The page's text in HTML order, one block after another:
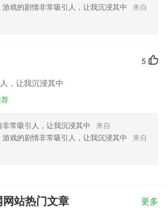
游戏的剧情非常吸引人，让我沉浸其中 来自
5
，让我沉浸其中
非常吸引人，让我沉浸其中 来自
游戏的剧情非常吸引人，让我沉浸其中 来自
网站热门文章 更多